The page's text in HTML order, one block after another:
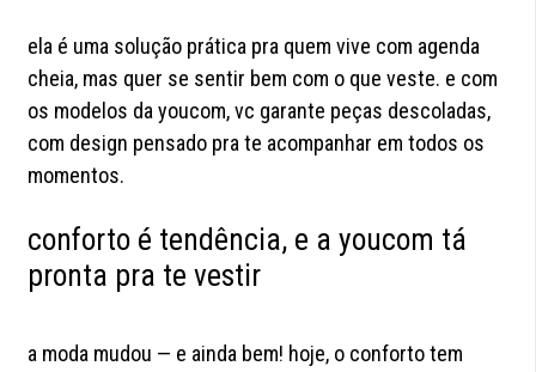
ela é uma solução prática pra quem vive com agenda
cheia, mas quer se sentir bem com o que veste. e com
os modelos da youcom, vc garante peças descoladas,
com design pensado pra te acompanhar em todos os
momentos.
conforto é tendência, e a youcom tá
pronta pra te vestir
a moda mudou — e ainda bem! hoje, o conforto tem